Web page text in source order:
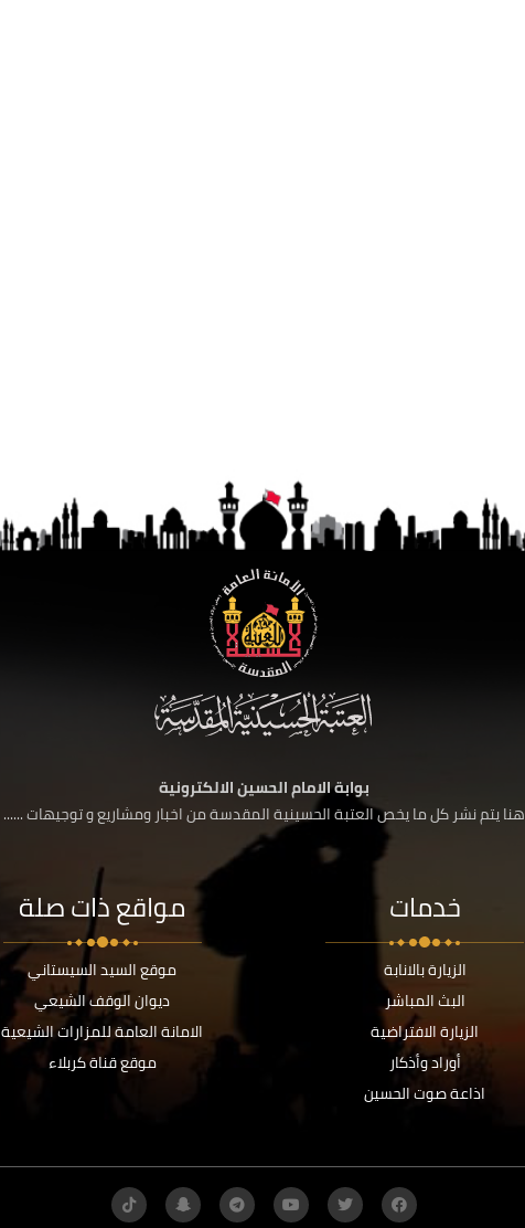
بوابة الامام الحسين الالكترونية
هنا يتم نشر كل ما يخص العتبة الحسينية المقدسة من اخبار ومشاريع و توجيهات ......
خدمات
الزيارة بالانابة
البث المباشر
الزيارة الافتراضية
أوراد وأذكار
اذاعة صوت الحسين
مواقع ذات صلة
موقع السيد السيستاني
ديوان الوقف الشيعي
الامانة العامة للمزارات الشيعية
موقع قناة كربلاء